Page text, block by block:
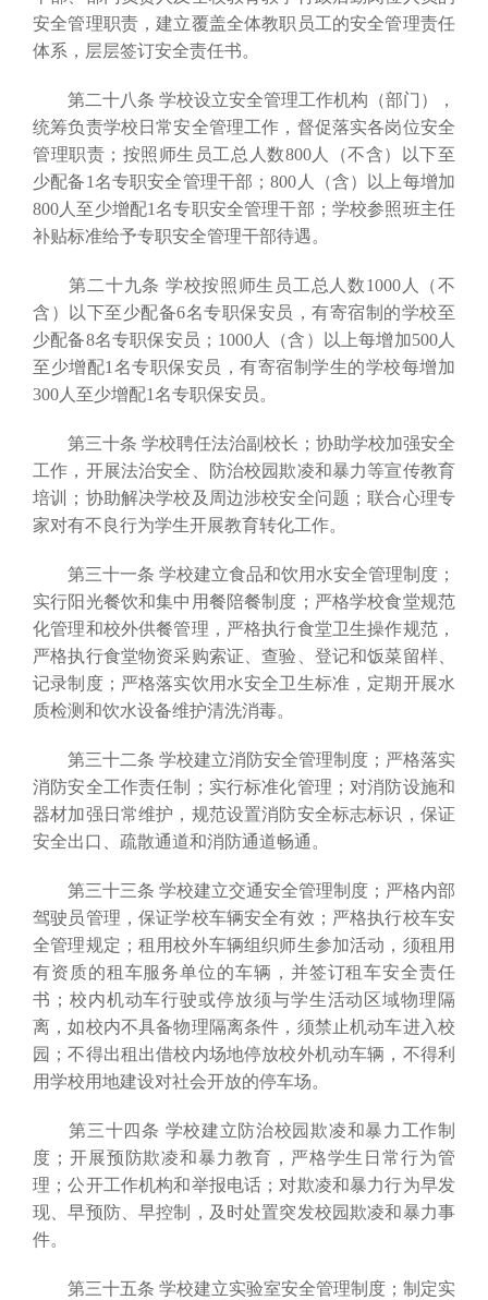
安全管理职责，建立覆盖全体教职员工的安全管理责任
体系，层层签订安全责任书。
第二十八条 学校设立安全管理工作机构（部门），
统筹负责学校日常安全管理工作，督促落实各岗位安全
管理职责；按照师生员工总人数800人（不含）以下至
少配备1名专职安全管理干部；800人（含）以上每增加
800人至少增配1名专职安全管理干部；学校参照班主任
补贴标准给予专职安全管理干部待遇。
第二十九条 学校按照师生员工总人数1000人（不
含）以下至少配备6名专职保安员，有寄宿制的学校至
少配备8名专职保安员；1000人（含）以上每增加500人
至少增配1名专职保安员，有寄宿制学生的学校每增加
300人至少增配1名专职保安员。
第三十条 学校聘任法治副校长；协助学校加强安全
工作，开展法治安全、防治校园欺凌和暴力等宣传教育
培训；协助解决学校及周边涉校安全问题；联合心理专
家对有不良行为学生开展教育转化工作。
第三十一条 学校建立食品和饮用水安全管理制度；
实行阳光餐饮和集中用餐陪餐制度；严格学校食堂规范
化管理和校外供餐管理，严格执行食堂卫生操作规范，
严格执行食堂物资采购索证、查验、登记和饭菜留样、
记录制度；严格落实饮用水安全卫生标准，定期开展水
质检测和饮水设备维护清洗消毒。
第三十二条 学校建立消防安全管理制度；严格落实
消防安全工作责任制；实行标准化管理；对消防设施和
器材加强日常维护，规范设置消防安全标志标识，保证
安全出口、疏散通道和消防通道畅通。
第三十三条 学校建立交通安全管理制度；严格内部
驾驶员管理，保证学校车辆安全有效；严格执行校车安
全管理规定；租用校外车辆组织师生参加活动，须租用
有资质的租车服务单位的车辆，并签订租车安全责任
书；校内机动车行驶或停放须与学生活动区域物理隔
离，如校内不具备物理隔离条件，须禁止机动车进入校
园；不得出租出借校内场地停放校外机动车辆，不得利
用学校用地建设对社会开放的停车场。
第三十四条 学校建立防治校园欺凌和暴力工作制
度；开展预防欺凌和暴力教育，严格学生日常行为管
理；公开工作机构和举报电话；对欺凌和暴力行为早发
现、早预防、早控制，及时处置突发校园欺凌和暴力事
件。
第三十五条 学校建立实验室安全管理制度；制定实